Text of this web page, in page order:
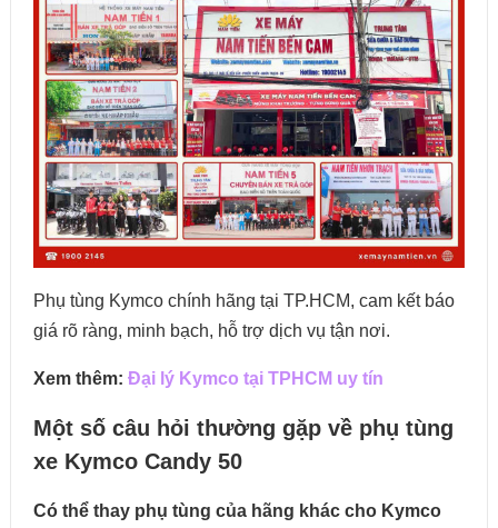
Phụ tùng Kymco chính hãng tại TP.HCM, cam kết báo
giá rõ ràng, minh bạch, hỗ trợ dịch vụ tận nơi.
Xem thêm: Đại lý Kymco tại TPHCM uy tín
Một số câu hỏi thường gặp về phụ tùng
xe Kymco Candy 50
Có thể thay phụ tùng của hãng khác cho Kymco